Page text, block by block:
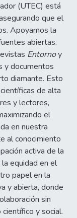
(UTEC) está
que el
Apoyamos la
abiertas.
Entornoy
y documentos
diamante. Esto
de alta
y lectores,
el
en nuestra
al conocimiento
activa de la
equidad en el
papel en la
y abierta, donde
sin
y social.